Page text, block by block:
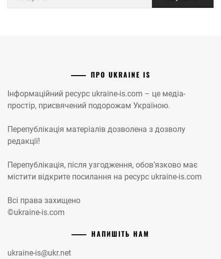
ПРО UKRAINE IS
Інформаційний ресурс ukraine-is.com – це медіа-
простір, присвячений подорожам Україною.
Перепублікація матеріалів дозволена з дозволу
редакції!
Перепублікація, після узгодження, обов’язково має
містити відкрите посилання на ресурс ukraine-is.com
Всі права захищено
©ukraine-is.com
НАПИШІТЬ НАМ
ukraine-is@ukr.net